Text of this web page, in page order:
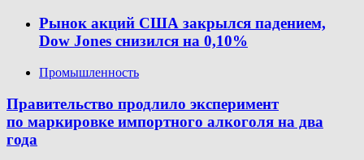
Рынок акций США закрылся падением,
Dow Jones снизился на 0,10%
Промышленность
Правительство продлило эксперимент
по маркировке импортного алкоголя на два
года